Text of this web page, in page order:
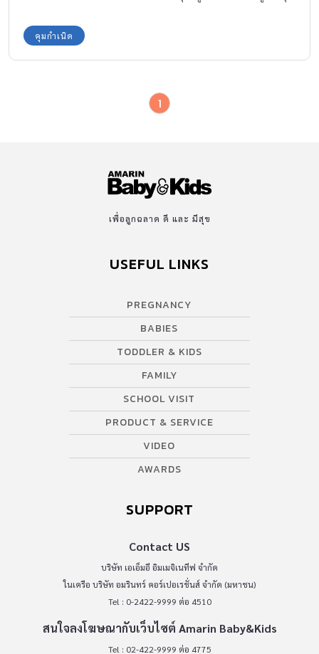
คุมกำเนิด
1
เพื่อลูกฉลาด ดี และ มีสุข
USEFUL LINKS
PREGNANCY
BABIES
TODDLER & KIDS
FAMILY
SCHOOL VISIT
PRODUCT & SERVICE
VIDEO
AWARDS
SUPPORT
Contact US
บริษัท เอเอ็มอี อิมเมจิเนทีฟ จำกัด
ในเครือ บริษัท อมรินทร์ คอร์เปอเรชั่นส์ จำกัด (มหาชน)
Tel : 0-2422-9999 ต่อ 4510
สนใจลงโฆษณากับเว็บไซต์ Amarin Baby&Kids
Tel : 02-422-9999 ต่อ 4775